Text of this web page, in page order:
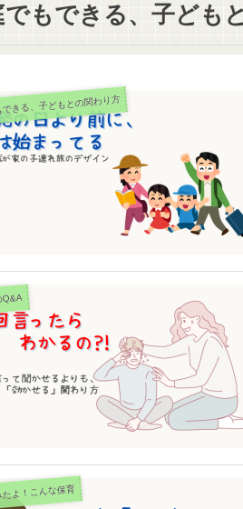
でもできる、子ども
きる、子どもとの関わり方
Q&A
よ！こんな保育